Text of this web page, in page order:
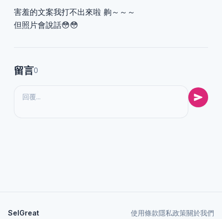
害羞的文案我打不出來啦 齁～～～
但照片會說話😳😳
留言0
SelGreat 使用條款隱私政策關於我們